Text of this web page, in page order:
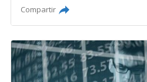
Compartir